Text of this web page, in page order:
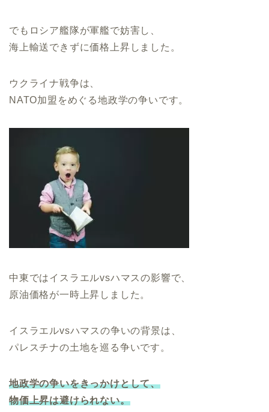
でもロシア艦隊が軍艦で妨害し、
海上輸送できずに価格上昇しました。
ウクライナ戦争は、
NATO加盟をめぐる地政学の争いです。
中東ではイスラエルvsハマスの影響で、
原油価格が一時上昇しました。
イスラエルvsハマスの争いの背景は、
パレスチナの土地を巡る争いです。
地政学の争いをきっかけとして、
物価上昇は避けられない。